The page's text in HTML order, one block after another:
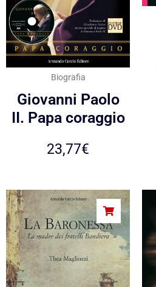
Biografia
Giovanni Paolo
II. Papa coraggio
23,77€